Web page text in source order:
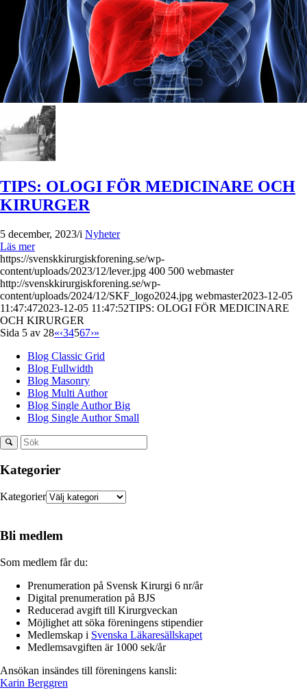
TIPS: OLOGI FÖR MEDICINARE OCH
KIRURGER
5 december, 2023/i Nyheter
Läs mer
https://svenskkirurgiskforening.se/wp-
content/uploads/2023/12/lever.jpg 400 500 webmaster
http://svenskkirurgiskforening.se/wp-
content/uploads/2024/12/SKF_logo2024.jpg webmaster2023-12-05
11:47:472023-12-05 11:47:52TIPS: OLOGI FÖR MEDICINARE
OCH KIRURGER
Sida 5 av 28«‹34567›»
Blog Classic Grid
Blog Fullwidth
Blog Masonry
Blog Multi Author
Blog Single Author Big
Blog Single Author Small
Kategorier
Kategorier
Bli medlem
Som medlem får du:
Prenumeration på Svensk Kirurgi 6 nr/år
Digital prenumeration på BJS
Reducerad avgift till Kirurgveckan
Möjlighet att söka föreningens stipendier
Medlemskap i Svenska Läkaresällskapet
Medlemsavgiften är 1000 sek/år
Ansökan insändes till föreningens kansli:
Karin Berggren